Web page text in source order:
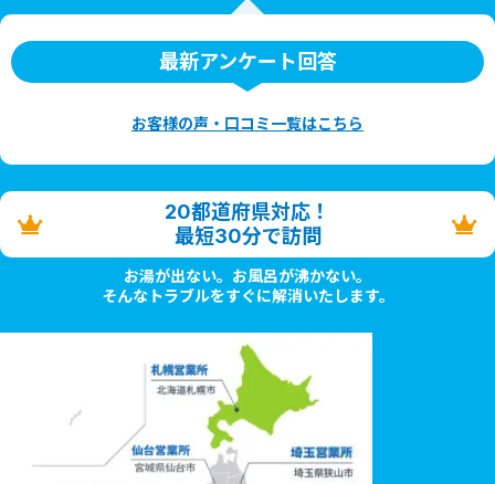
最新アンケート回答
お客様の声・口コミ一覧はこちら
20都道府県対応！
最短30分で訪問
お湯が出ない。お風呂が沸かない。
そんなトラブルをすぐに解消いたします。